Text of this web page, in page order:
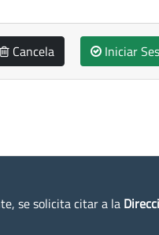
Cancela Iniciar
se solicita citar a la